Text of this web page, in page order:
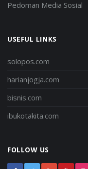
Pedoman Media Sosial
USEFUL LINKS
solopos.com
harianjogja.com
bisnis.com
ibukotakita.com
FOLLOW US